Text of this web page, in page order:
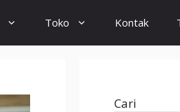
Toko Kontak
Cari